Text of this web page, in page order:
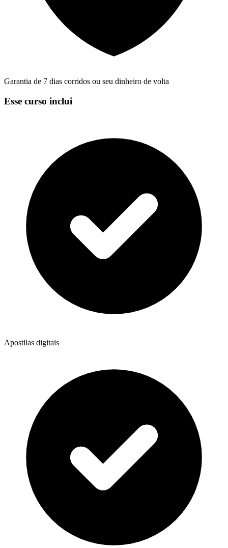
Garantia de 7 dias corridos ou seu dinheiro de volta
Esse curso inclui
Apostilas digitais